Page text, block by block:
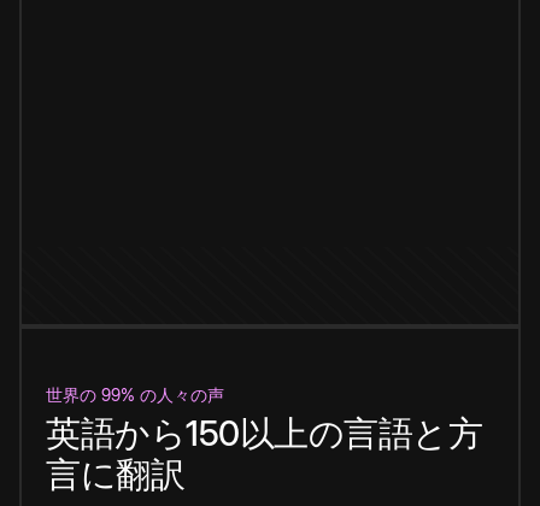
世界の 99% の人々の声
英語から150以上の言語と方
言に翻訳